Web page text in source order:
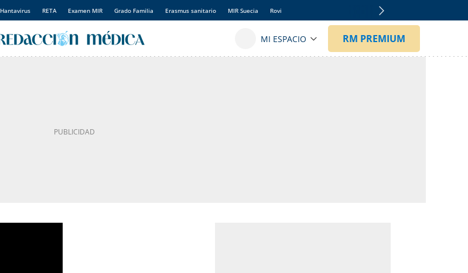
Hantavirus RETA Examen MIR Grado Familia Erasmus sanitario MIR Suecia Rovi